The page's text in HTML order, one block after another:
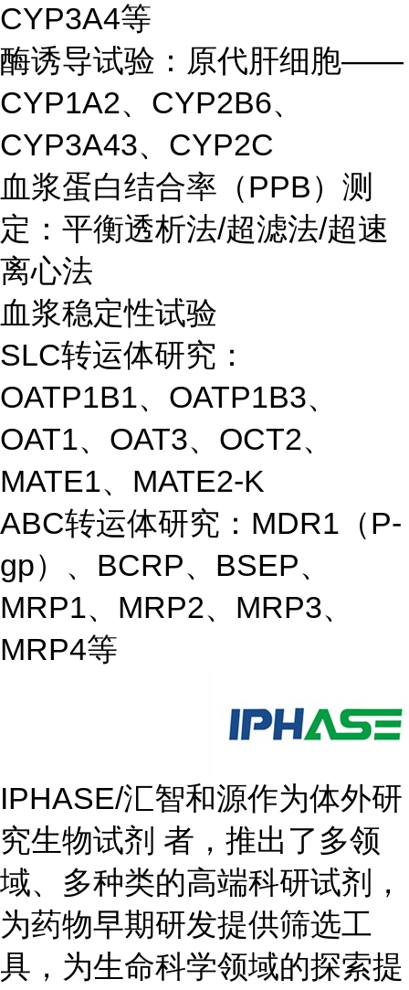
CYP3A4等
酶诱导试验：原代肝细胞——
CYP1A2、CYP2B6、
CYP3A43、CYP2C
血浆蛋白结合率（PPB）测
定：平衡透析法/超滤法/超速
离心法
血浆稳定性试验
SLC转运体研究：
OATP1B1、OATP1B3、
OAT1、OAT3、OCT2、
MATE1、MATE2-K
ABC转运体研究：MDR1（P-
gp）、BCRP、BSEP、
MRP1、MRP2、MRP3、
MRP4等
IPHASE/汇智和源作为体外研
究生物试剂 者，推出了多领
域、多种类的高端科研试剂，
为药物早期研发提供筛选工
具，为生命科学领域的探索提